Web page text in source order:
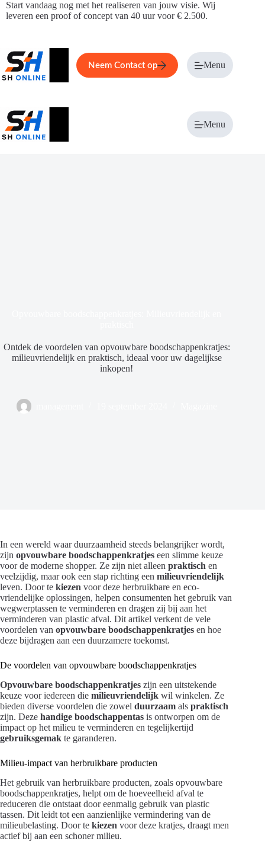
Ga
naar
Start vandaag nog met het realiseren van jouw visie. Wij
leveren een proof of concept van 40 uur voor € 2.500.
Home Service Over ons
Neem Contact op Menu
Menu
Ontdek de voordelen van opvouwbare boodschappenkratjes:
milieuvriendelijk en praktisch, ideaal voor uw dagelijkse
inkopen!
In een wereld waar duurzaamheid steeds belangrijker wordt,
zijn opvouwbare boodschappenkratjes een slimme keuze
voor de moderne shopper. Ze zijn niet alleen praktisch en
veelzijdig, maar ook een stap richting een milieuvriendelijk
leven. Door te kiezen voor deze herbruikbare en eco-
vriendelijke oplossingen, helpen consumenten het gebruik van
wegwerptassen te verminderen en dragen zij bij aan het
verminderen van plastic afval. Dit artikel verkent de vele
voordelen van opvouwbare boodschappenkratjes en hoe
deze bijdragen aan een duurzamere toekomst.
De voordelen van opvouwbare boodschappenkratjes
Opvouwbare boodschappenkratjes zijn een uitstekende
keuze voor iedereen die milieuvriendelijk wil winkelen. Ze
bieden diverse voordelen die zowel duurzaam als praktisch
zijn. Deze handige boodschappentas is ontworpen om de
impact op het milieu te verminderen en tegelijkertijd
gebruiksgemak te garanderen.
Milieu-impact van herbruikbare producten
Het gebruik van herbruikbare producten, zoals opvouwbare
boodschappenkratjes, helpt om de hoeveelheid afval te
reduceren die ontstaat door eenmalig gebruik van plastic
tassen. Dit leidt tot een aanzienlijke vermindering van de
milieubelasting. Door te kiezen voor deze kratjes, draagt men
actief bij aan een schoner milieu.